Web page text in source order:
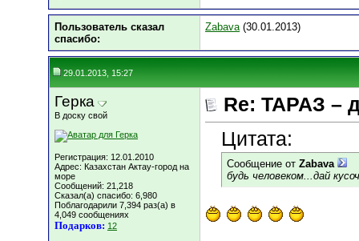
Пользователь сказал
cпасибо:
Zabava(30.01.2013)
29.01.2013, 15:27
Герка
В доску свой
Регистрация: 12.01.2010
Адрес: Казахстан Актау-город на
море
Сообщений: 21,218
Сказал(а) спасибо: 6,980
Поблагодарили 7,394 раз(а) в
4,049 сообщениях
Подарков: 12
Re: ТАРАЗ –
Цитата:
Сообщение от Zabava
будь человеком...дай